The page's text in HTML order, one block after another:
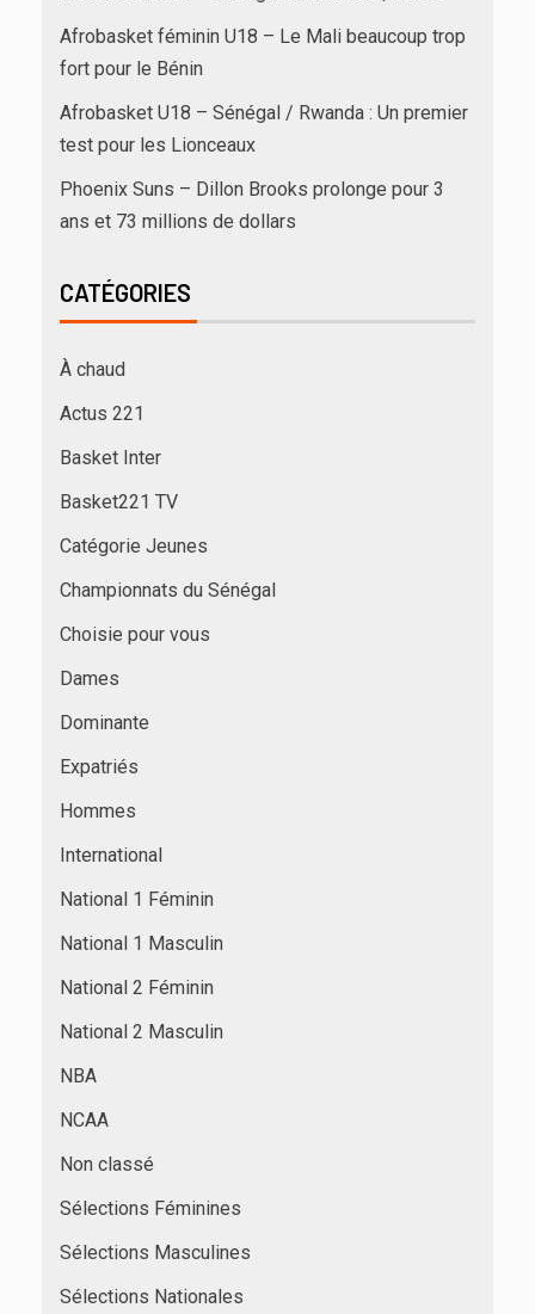
Afrobasket féminin U18 – Le Mali beaucoup trop
fort pour le Bénin
Afrobasket U18 – Sénégal / Rwanda : Un premier
test pour les Lionceaux
Phoenix Suns – Dillon Brooks prolonge pour 3
ans et 73 millions de dollars
CATÉGORIES
À chaud
Actus 221
Basket Inter
Basket221 TV
Catégorie Jeunes
Championnats du Sénégal
Choisie pour vous
Dames
Dominante
Expatriés
Hommes
International
National 1 Féminin
National 1 Masculin
National 2 Féminin
National 2 Masculin
NBA
NCAA
Non classé
Sélections Féminines
Sélections Masculines
Sélections Nationales